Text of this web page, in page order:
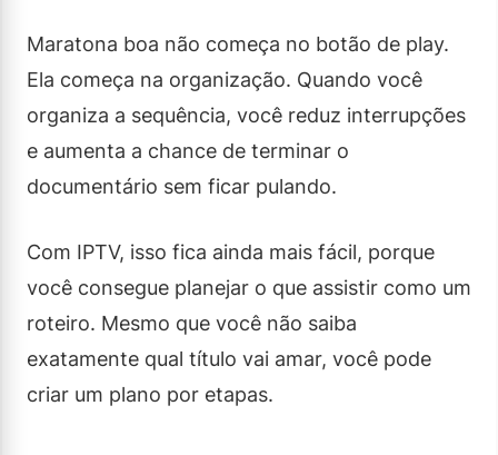
Maratona boa não começa no botão de play.
Ela começa na organização. Quando você
organiza a sequência, você reduz interrupções
e aumenta a chance de terminar o
documentário sem ficar pulando.
Com IPTV, isso fica ainda mais fácil, porque
você consegue planejar o que assistir como um
roteiro. Mesmo que você não saiba
exatamente qual título vai amar, você pode
criar um plano por etapas.